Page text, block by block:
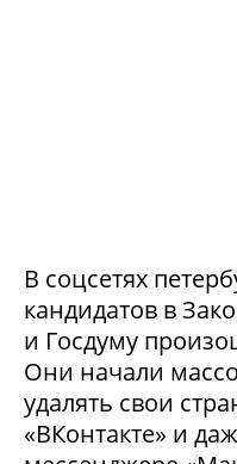
В соцсетях
кандидатов в
и Госдуму
Они начали
удалять свои
«ВКонтакте» и